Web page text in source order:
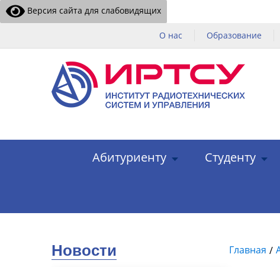
Версия сайта для слабовидящих
О нас Образование
Абитуриенту Студенту
Главная
Новости